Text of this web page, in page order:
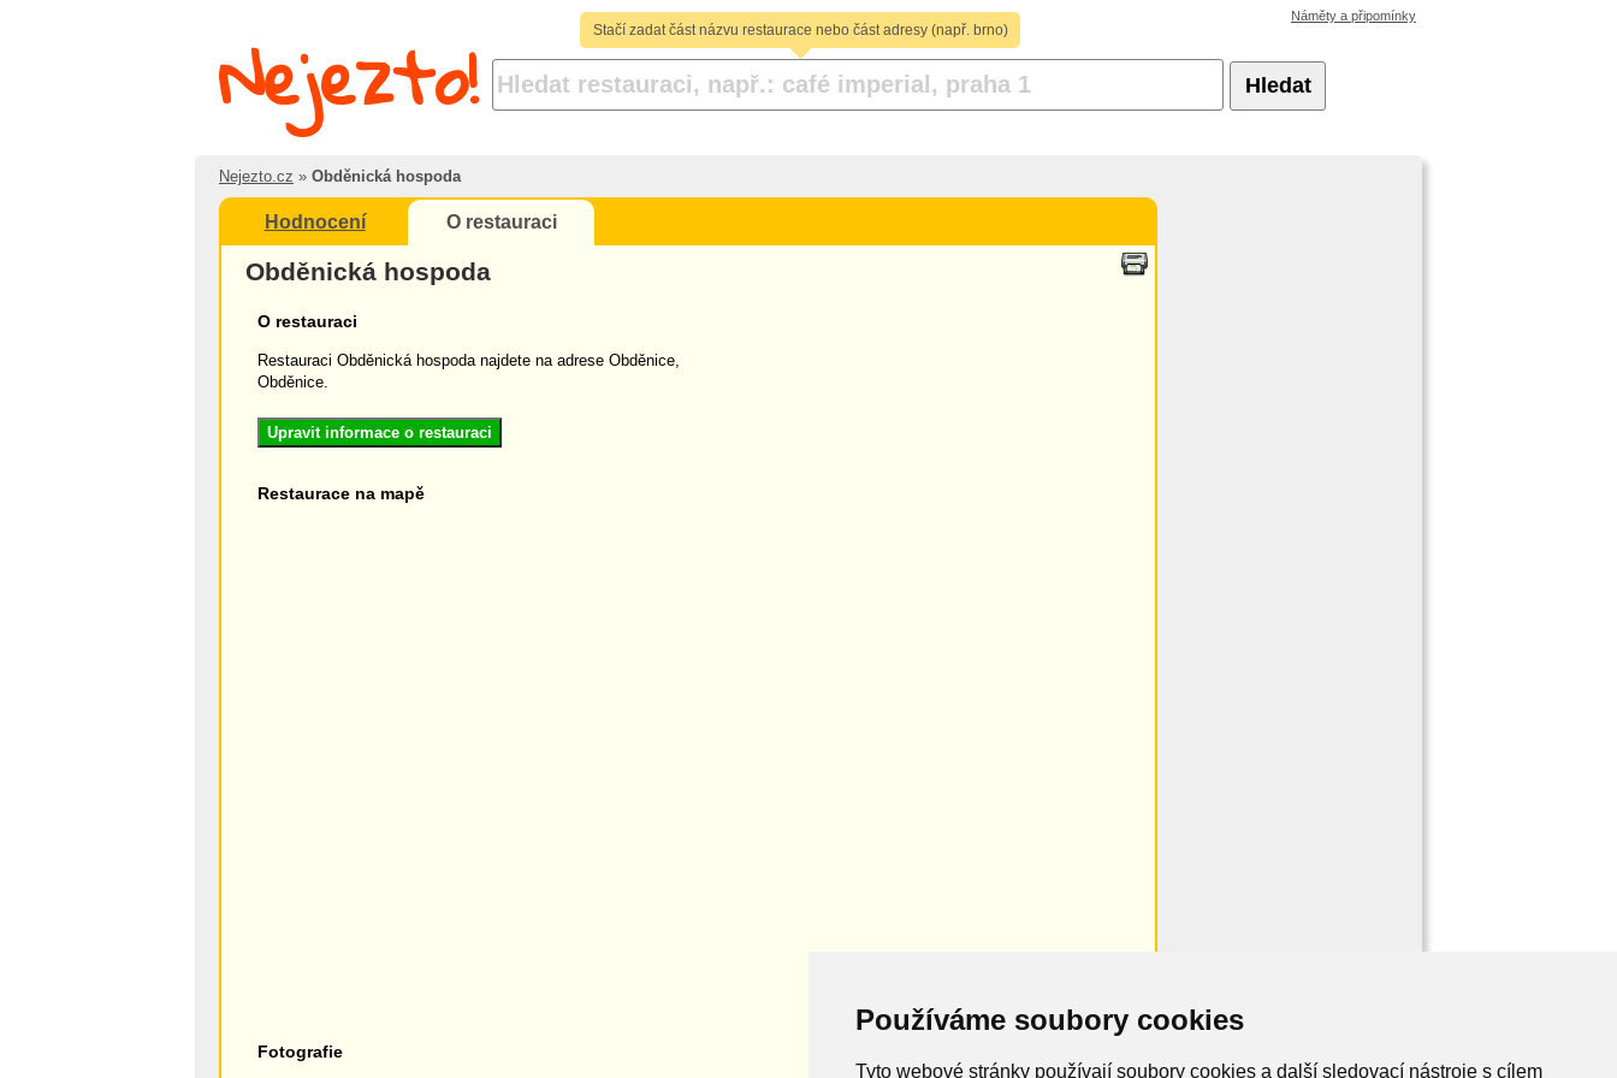
Používáme soubory cookies
Tyto webové stránky používají soubory cookies a další sledovací nástroje s cílem
Stačí zadat část názvu restaurace nebo část adresy (např. brno)
Nejezto! Hledat
Nejezto.cz » Obděnická hospoda
Hodnocení O restauraci
Obděnická hospoda
O restauraci
Restauraci Obděnická hospoda najdete na adrese Obděnice,
Obděnice.
Upravit informace o restauraci
Restaurace na mapě
Fotografie
Náměty a připomínky